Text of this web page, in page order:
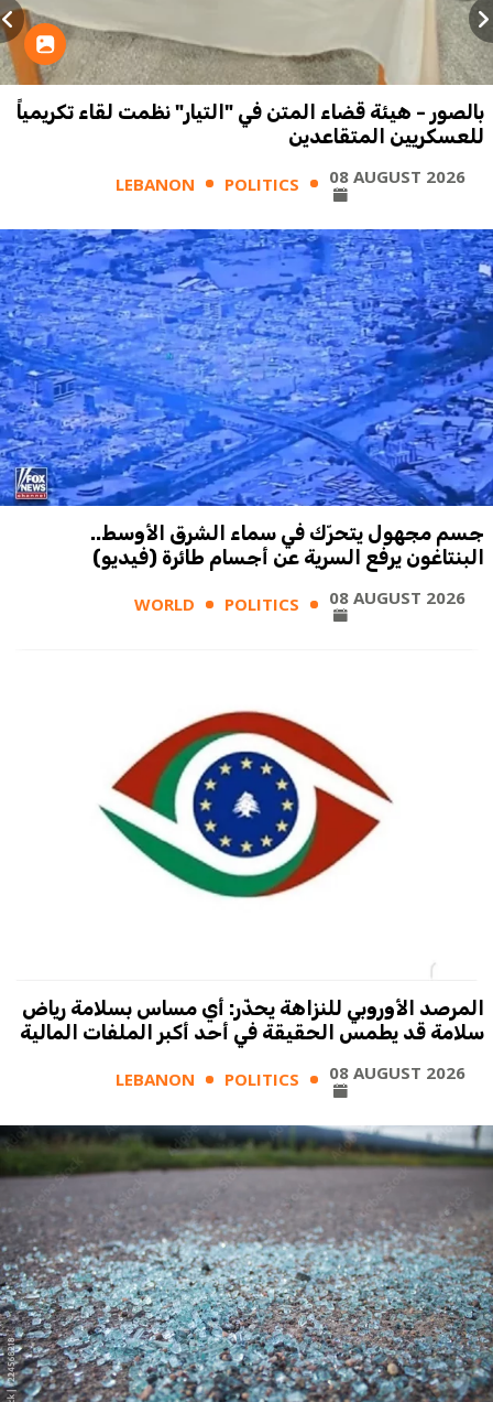
بالصور - هيئة قضاء المتن في "التيار" نظمت لقاء تكريمياً
للعسكريين المتقاعدين
LEBANON POLITICS 08 AUGUST 2026
جسم مجهول يتحرّك في سماء الشرق الأوسط..
البنتاغون يرفع السرية عن أجسام طائرة (فيديو)
WORLD POLITICS 08 AUGUST 2026
المرصد الأوروبي للنزاهة يحذّر: أي مساس بسلامة رياض
سلامة قد يطمس الحقيقة في أحد أكبر الملفات المالية
LEBANON POLITICS 08 AUGUST 2026